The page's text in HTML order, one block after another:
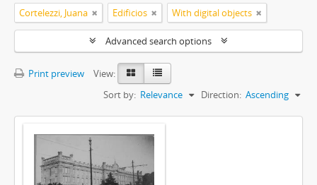
Cortelezzi, Juana Edificios With digital objects
Advanced search options
Print preview
View:
Sort by: Relevance Direction: Ascending